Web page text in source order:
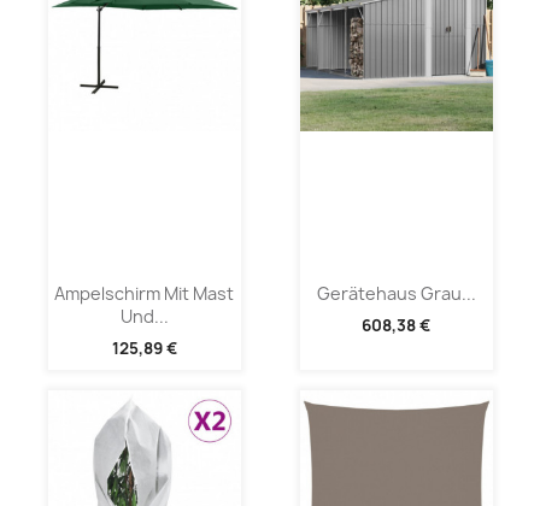
Ampelschirm Mit Mast
Und...
125,89 €
Gerätehaus Grau...
608,38 €